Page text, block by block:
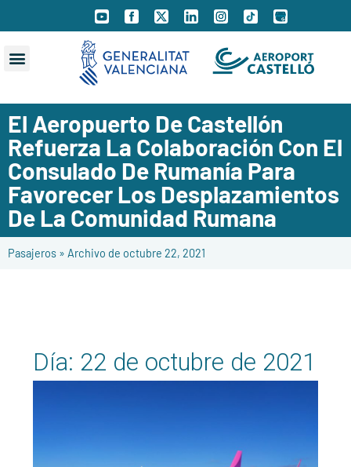
El Aeropuerto De Castellón
Refuerza La Colaboración Con El
Consulado De Rumanía Para
Favorecer Los Desplazamientos
De La Comunidad Rumana
Pasajeros » Archivo de octubre 22, 2021
Día: 22 de octubre de 2021